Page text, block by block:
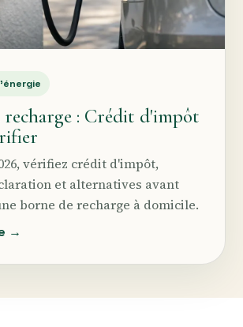
recharge : Crédit d'impôt
vérifiez crédit d'impôt,
et alternatives avant
borne de recharge à domicile.
→